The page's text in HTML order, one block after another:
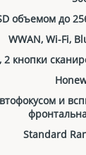
объемом до
WWAN, Wi-Fi,
2 кнопки
и
Standard